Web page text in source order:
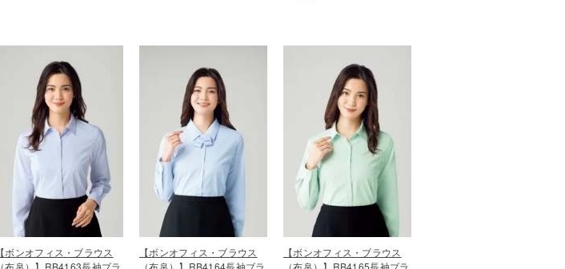
【ボンオフィス・ブラウス
【ボンオフィス・ブラウス
【ボンオフィス・ブラウス